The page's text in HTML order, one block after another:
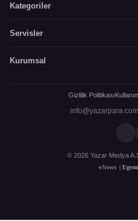
Kategoriler
Servisler
Kurumsal
Gizlilik Politikası
info@yazarpara.com
© 2026 Yazar Medya
eNews |